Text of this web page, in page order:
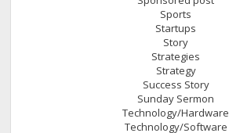
Sports
Startups
Story
Strategies
Strategy
Success Story
Sunday Sermon
Technology/Hardware
Technology/Software